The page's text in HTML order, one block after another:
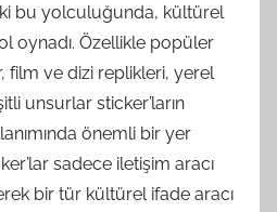
bu yolculuğunda, kültürel
oynadı. Özellikle popüler
film ve dizi replikleri, yerel
unsurlar sticker’ların
önemli bir yer
sadece iletişim aracı
bir tür kültürel ifade aracı